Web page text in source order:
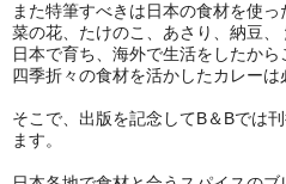
また特筆すべきは日本の食材を使っ
菜の花、たけのこ、あさり、納豆、
日本で育ち、海外で生活をしたから
四季折々の食材を活かしたカレーは
そこで、出版を記念してB＆Bでは
ます。